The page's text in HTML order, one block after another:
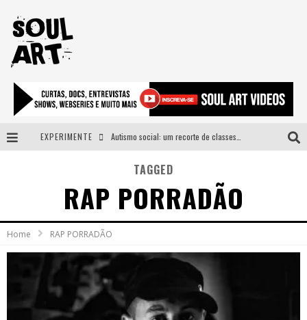
EXPERIMENTE
A subida da rampa é diferente!
Faça o bem! Mas, sem olhar a quem!?
Novo single de Arnaldo Tifu, “De Testa” explora brasilidade em sons, cores e símbolos
TAGGED
RAP PORRADÃO
Home RAP PORRADÃO